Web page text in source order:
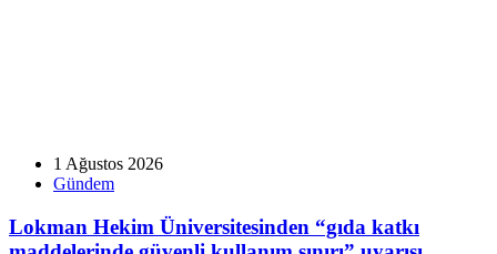
1 Ağustos 2026
Gündem
Lokman Hekim Üniversitesinden “gıda katkı